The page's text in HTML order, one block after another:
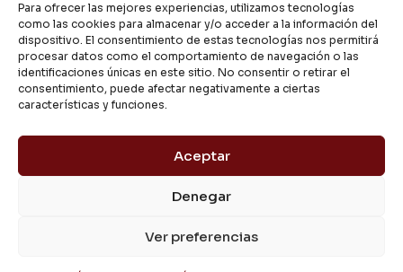
Para ofrecer las mejores experiencias, utilizamos tecnologías
como las cookies para almacenar y/o acceder a la información del
dispositivo. El consentimiento de estas tecnologías nos permitirá
procesar datos como el comportamiento de navegación o las
identificaciones únicas en este sitio. No consentir o retirar el
consentimiento, puede afectar negativamente a ciertas
características y funciones.
Aceptar
Denegar
Ver preferencias
Política de PrivacidadCondiciones de Uso